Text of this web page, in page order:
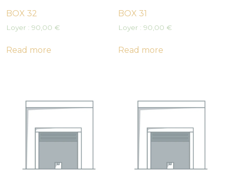
BOX 32
Loyer : 90,00 €
Read more
BOX 31
Loyer :90,00€
Read more